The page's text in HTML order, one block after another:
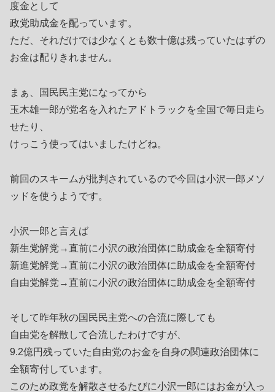
度金として
政党助成金を配っています。
ただ、それだけでは少なくとも数十億は残っていたはずの
お金は配りきれません。
まぁ、国民民主党になってから
玉木雄一郎が党名を入れたアドトラックを全国で毎日走ら
せたり、
けっこう使ってはいましたけどね。
前回のスキームが批判されているので今回は小沢一郎メソ
ッドを使うようです。
小沢一郎と言えば
新生党解党→直前に小沢の政治団体に助成金を全額寄付
新進党解党→直前に小沢の政治団体に助成金を全額寄付
自由党解党→直前に小沢の政治団体に助成金を全額寄付
そして昨年秋の国民民主党への合流に際しても
自由党を解散して合流したわけですが、
9.2億円残っていた自由党のお金を自身の関連政治団体に
全額寄付しています。
このため政党を解散させるたびに小沢一郎にはお金が入っ